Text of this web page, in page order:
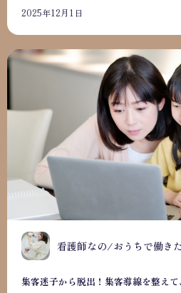
2025年12月1日
看護師なの/おうちで働き
集客迷子から脱出！集客導線を整え
集客迷子から脱出！集客導線を